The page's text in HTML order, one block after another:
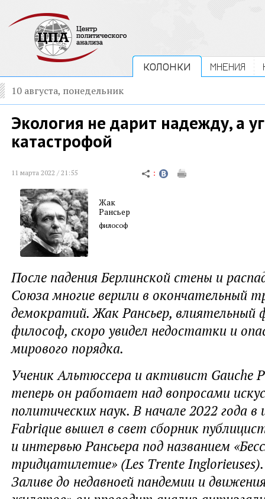
КОЛОНКИ МНЕНИЯ
10 августа, понедельник
Экология не дарит надежду, а
катастрофой
11 марта 2022 / 21:55
Жак
Рансьер
философ
После падения Берлинской стены и
Союза многие верили в окончательный
демократий. Жак Рансьер, влиятельный
философ, скоро увидел недостатки и
мирового порядка.
Ученик Альтюссера и активист Gauche
теперь он работает над вопросами
политических наук. В начале 2022 года в
Fabrique вышел в свет сборник
и интервью Рансьера под названием
тридцатилетие» (Les Trente
Заливе до недавноей пандемии и